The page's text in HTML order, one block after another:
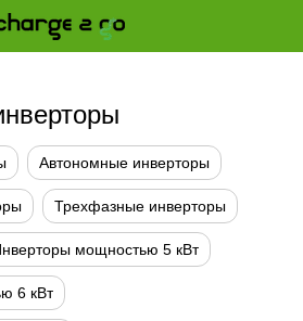
Автономные инверторы
Трехфазные инверторы
мощностью 5 кВт
6 кВт